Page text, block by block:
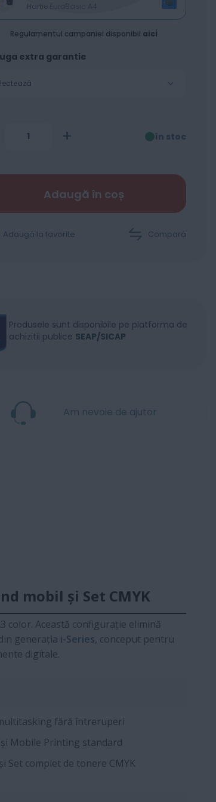
Hartie EuroBasic A4
Regulamentul campaniei disponibil aici
extra garantie
+ în stoc
Adaugă în coș
Adaugă la favorite Compară
Produsele sunt disponibile pe platforma de
achizitii publice SEAP/SICAP
Am nevoie de ajutor
mobil și Set CMYK
Această configurație elimină
generația i-Series, conceput pentru
digitale.
fără întreruperi
Mobile Printing standard
Set complet de tonere CMYK